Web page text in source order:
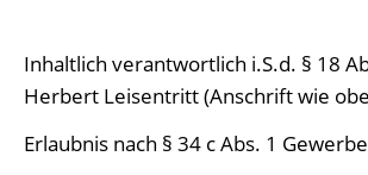
Inhaltlich verantwortlich i.S.d. § 18
Herbert Leisentritt (Anschrift wie
Erlaubnis nach § 34 c Abs. 1